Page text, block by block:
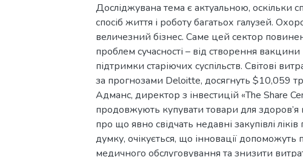
Досліджувана тема є актуальною, оскільки
спосіб життя і роботу багатьох галузей.
величезний бізнес. Саме цей сектор
проблем сучасності – від створення
підтримки старіючих суспільств. Світові
за прогнозами Deloitte, досягнуть $10,059
Адманс, директор з інвестицій «The Share
продовжують купувати товари для здоров’я
про що явно свідчать недавні закупівлі ліків
думку, очікується, що інновації допоможуть
медичного обслуговування та знизити